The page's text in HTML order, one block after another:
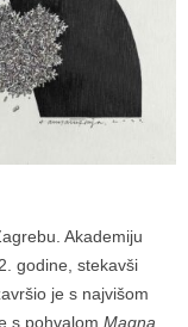
Akademiju
godine, stekavši
je s najvišom
s pohvalom Magna